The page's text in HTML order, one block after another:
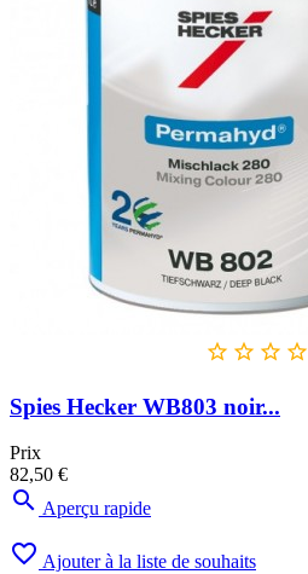
   
Spies Hecker WB803 noir...
Prix
82,50 €
 Aperçu rapide
 Ajouter à la liste de souhaits